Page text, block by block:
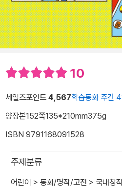
10
세일즈포인트 4,567학습동화 주간
양장본152쪽135*210mm375g
ISBN 9791168091528
주제분류
어린이 > 동화/명작/고전 > 국내창